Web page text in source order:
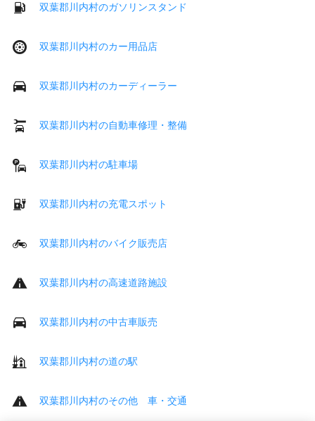
双葉郡川内村のガソリンスタンド
双葉郡川内村のカー用品店
双葉郡川内村のカーディーラー
双葉郡川内村の自動車修理・整備
双葉郡川内村の駐車場
双葉郡川内村の充電スポット
双葉郡川内村のバイク販売店
双葉郡川内村の高速道路施設
双葉郡川内村の中古車販売
双葉郡川内村の道の駅
双葉郡川内村のその他 車・交通